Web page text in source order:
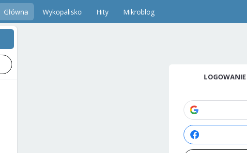
Główna Wykopalisko Hity Mikroblog
LOGOWANIE